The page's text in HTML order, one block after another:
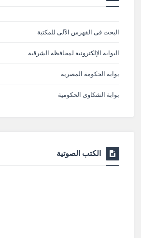
البحث فى الفهرس الآلى للمكتبة
البوابة الإلكترونية لمحافظة الشرقية
بوابة الحكومة المصرية
بوابة الشكاوى الحكومية
الكتب الصوتية